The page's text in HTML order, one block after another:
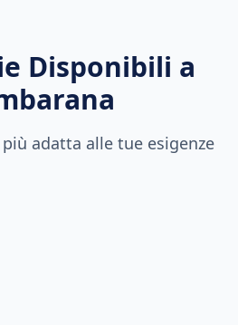
Disponibili a
adatta alle tue esigenze